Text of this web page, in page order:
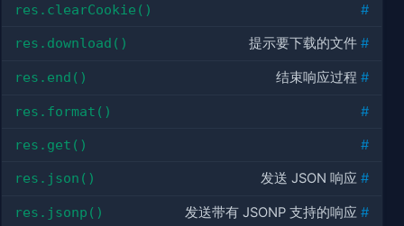
res.clearCookie() #
res.download() 提示要下载的文件#
res.end() 结束响应过程#
res.format() #
res.get() #
res.json() 发送 JSON 响应#
res.jsonp() 发送带有 JSONP 支持的响应#